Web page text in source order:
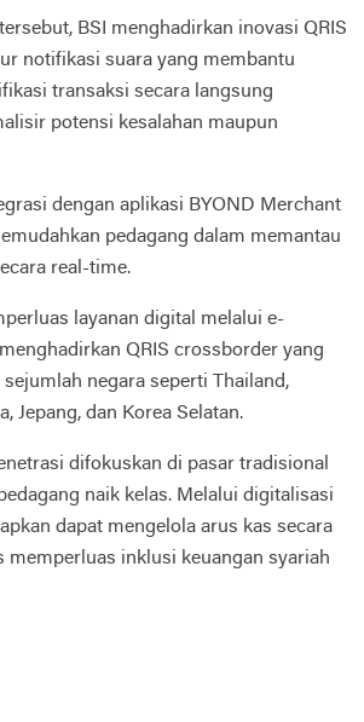
BSI menghadirkan inovasi QRIS
notifikasi suara yang membantu
transaksi secara langsung
potensi kesalahan maupun
dengan aplikasi BYOND Merchant
pedagang dalam memantau
real-time.
layanan digital melalui e-
QRIS crossborder yang
negara seperti Thailand,
Jepang, dan Korea Selatan.
difokuskan di pasar tradisional
naik kelas. Melalui digitalisasi
dapat mengelola arus kas secara
memperluas inklusi keuangan syariah